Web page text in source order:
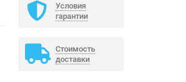
Условия
гарантии
Стоимость
доставки